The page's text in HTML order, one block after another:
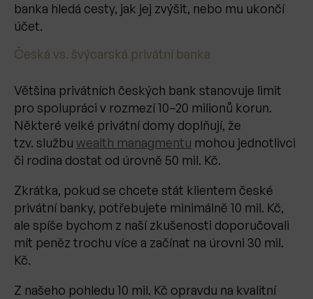
banka hledá cesty, jak jej zvýšit, nebo mu ukončí
účet.
Česká vs. švýcarská privátní banka
Většina privátních českých bank stanovuje limit
pro spolupráci v rozmezí 10–20 milionů korun.
Některé velké privátní domy doplňují, že
tzv. službu wealth managmentu mohou jednotlivci
či rodina dostat od úrovně 50 mil. Kč.
Zkrátka, pokud se chcete stát klientem české
privátní banky, potřebujete minimálně 10 mil. Kč,
ale spíše bychom z naší zkušenosti doporučovali
mít peněz trochu více a začínat na úrovni 30 mil.
Kč.
Z našeho pohledu 10 mil. Kč opravdu na kvalitní